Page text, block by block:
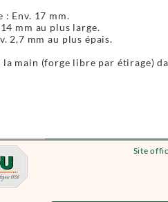
Site
: Env. 17 mm.
mm au plus large.
2,7 mm au plus épais.
main (forge libre par étirage)